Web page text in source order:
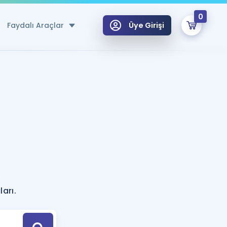
Faydalı Araçlar
Hesaplama Aracı
için Öneriler
Tek Takvimde
Üye Girişi
0
Hoca ile seni sınava hazırlayacak onlarca eğitim seni bekliyor!